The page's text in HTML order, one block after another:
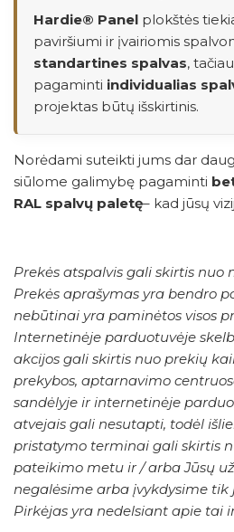
Hardie® Panel plokštės
paviršiumi ir įvairiomis
standartines spalvas,
pagaminti individualias
projektas būtų išskirtinis.
Norėdami suteikti jums dar
siūlome galimybę pagaminti
RAL spalvų paletę– kad jūsų
Prekės atspalvis gali skirtis nuo
Prekės aprašymas yra bendro
nebūtinai yra paminėtos visos
Internetinėje parduotuvėje
akcijos gali skirtis nuo prekių
prekybos, aptarnavimo
sandėlyje ir internetinėje
atvejais gali nesutapti, todėl
pristatymo terminai gali skirtis
pateikimo metu ir / arba Jūsų
negalėsime arba įvykdysime tik
Pirkėjas yra nedelsiant apie tai